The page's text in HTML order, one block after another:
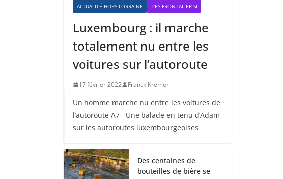
ACTUALITÉ HORS LORRAINE T'ES FRONTALIER SI
Luxembourg : il marche
totalement nu entre les
voitures sur l’autoroute
17 février 2022 Franck Kremer
Un homme marche nu entre les voitures de
l’autoroute A7 Une balade en tenu d’Adam
sur les autoroutes luxembourgeoises
Des centaines de
bouteilles de bière se